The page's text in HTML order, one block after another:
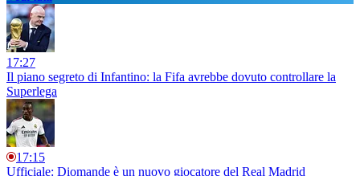
17:27
Il piano segreto di Infantino: la Fifa avrebbe dovuto controllare la
Superlega
17:15
Ufficiale: Diomande è un nuovo giocatore del Real Madrid